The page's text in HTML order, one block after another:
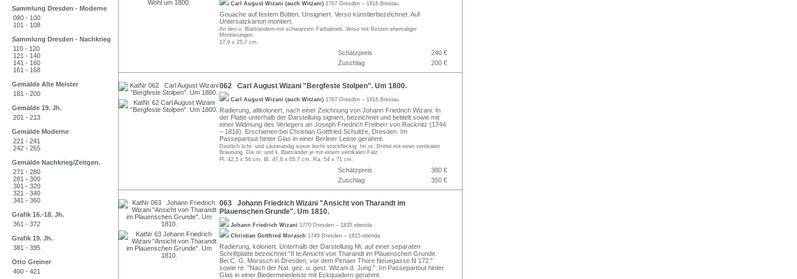
Sammlung Dresden - Moderne
080 - 100
101 - 108
Sammlung Dresden - Nachkrieg
110 - 120
121 - 140
141 - 160
161 - 168
Gemälde Alte Meister
181 - 200
Gemälde 19. Jh.
201 - 213
Gemälde Moderne
221 - 241
242 - 265
Gemälde Nachkrieg/Zeitgen.
271 - 280
281 - 300
301 - 320
321 - 340
341 - 360
Grafik 16.-18. Jh.
361 - 372
Grafik 19. Jh.
381 - 395
Otto Greiner
400 - 421
Carl August Wizani (auch Witzani) 1767 Dresden – 1818 Breslau
Gouache auf festem Bütten. Unsigniert. Verso künstlerbezeichnet. Auf
Untersatzkarton montiert.
An den o. Blatträndern mit schwarzem Farbabrieb. Verso mit Resten ehemaliger
Montierungen.
17,9 x 25,7 cm.
Schätzpreis
240 €
Zuschlag
200 €
062 Carl August Wizani "Bergfeste Stolpen". Um 1800.
Carl August Wizani (auch Witzani) 1767 Dresden – 1818 Breslau
Radierung, altkoloriert, nach einer Zeichnung von Johann Friedrich Wizani. In
der Platte unterhalb der Darstellung signiert, bezeichnet und betitelt sowie mit
einer Widmung des Verlegers an Joseph Friedrich Freiherr von Racknitz (1744
– 1818). Erschienen bei Christian Gottfried Schultze, Dresden. Im
Passepartout hinter Glas in einer Berliner Leiste gerahmt.
Deutlich licht- und säurerandig sowie leicht stockfleckig. Im re. Drittel mit einer vertikalen
Bräunung. Die re. und li. Blattränder je mit einem vertikalen Falz.
Pl. 42,5 x 54 cm, Bl. 47,8 x 65,7 cm, Ra. 54 x 71 cm.
Schätzpreis
380 €
Zuschlag
350 €
063 Johann Friedrich Wizani "Ansicht von Tharandt im
Plauenschen Grunde". Um 1810.
Johann Friedrich Wizani 1770 Dresden – 1835 ebenda
Christian Gottfried Morasch 1749 Dresden – 1815 ebenda
Radierung, koloriert. Unterhalb der Darstellung Mi. auf einer separaten
Schriftplatte bezeichnet "II te Ansicht von Tharandt im Plauenschen Grunde.
Bei C. G. Morasch in Dresden, vor dem Pirnaer Thore Neuegasse N 172."
sowie re. "Nach der Nat. gez. u. gest. Wizani d. Jung.". Im Passepartout hinter
Glas in einer Biedermeierleiste mit Eckquadern gerahmt.